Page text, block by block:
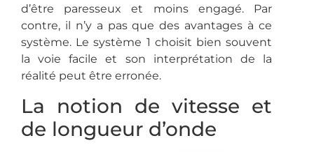
d’être paresseux et moins engagé. Par
contre, il n’y a pas que des avantages à ce
système. Le système 1 choisit bien souvent
la voie facile et son interprétation de la
réalité peut être erronée.
La notion de vitesse et
de longueur d’onde